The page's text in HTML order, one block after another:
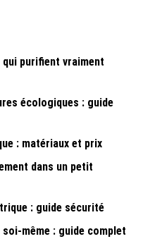
purifient vraiment
écologiques : guide
: matériaux et prix
dans un petit
: guide sécurité
même : guide complet